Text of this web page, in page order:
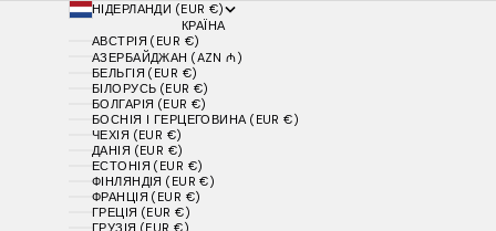
НІДЕРЛАНДИ (EUR €)
КРАЇНА
АВСТРІЯ (EUR €)
АЗЕРБАЙДЖАН (AZN ₼)
БЕЛЬГІЯ (EUR €)
БІЛОРУСЬ (EUR €)
БОЛГАРІЯ (EUR €)
БОСНІЯ І ГЕРЦЕГОВИНА (EUR €)
ЧЕХІЯ (EUR €)
ДАНІЯ (EUR €)
ЕСТОНІЯ (EUR €)
ФІНЛЯНДІЯ (EUR €)
ФРАНЦІЯ (EUR €)
ГРЕЦІЯ (EUR €)
ГРУЗІЯ (EUR €)